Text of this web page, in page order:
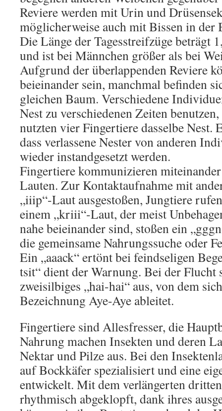
Reviere werden mit Urin und
möglicherweise auch mit Bissen in
Die Länge der Tagesstreifzüge beträgt
und ist bei Männchen größer als bei
Aufgrund der überlappenden Reviere
beieinander sein, manchmal befinden
gleichen Baum. Verschiedene
Nest zu verschiedenen Zeiten
nutzten vier Fingertiere dasselbe Nest.
dass verlassene Nester von anderen
wieder instandgesetzt werden.
Fingertiere kommunizieren
Lauten. Zur Kontaktaufnahme mit
„iiip“-Laut ausgestoßen, Jungtiere
einem „kriii“-Laut, der meist
nahe beieinander sind, stoßen ein
die gemeinsame Nahrungssuche oder
Ein „aaack“ ertönt bei feindseligen
tsit“ dient der Warnung. Bei der Flucht
zweisilbiges „hai-hai“ aus, von dem
Bezeichnung Aye-Aye ableitet.
Fingertiere sind Allesfresser, die
Nahrung machen Insekten und deren
Nektar und Pilze aus. Bei den
auf Bockkäfer spezialisiert und eine
entwickelt. Mit dem verlängerten
rhythmisch abgeklopft, dank ihres